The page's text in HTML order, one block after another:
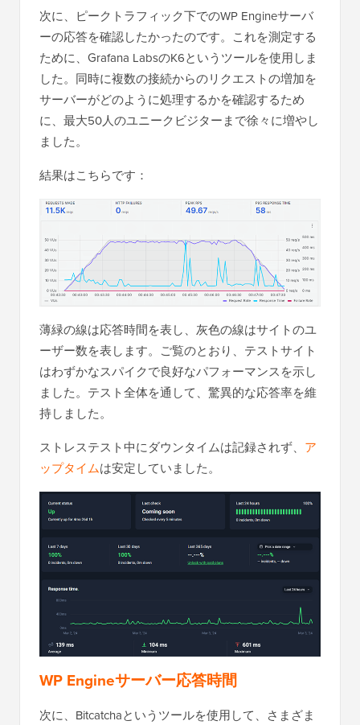
次に、ピークトラフィック下でのWP Engineサーバ
ーの応答を確認したかったのです。これを測定する
ために、Grafana LabsのK6というツールを使用しま
した。同時に複数の接続からのリクエストの増加を
サーバーがどのように処理するかを確認するため
に、最大50人のユニークビジターまで徐々に増やし
ました。
結果はこちらです：
薄緑の線は応答時間を表し、灰色の線はサイトのユ
ーザー数を表します。ご覧のとおり、テストサイト
はわずかなスパイクで良好なパフォーマンスを示し
ました。テスト全体を通して、驚異的な応答率を維
持しました。
ストレステスト中にダウンタイムは記録されず、 ア
ップタイムは安定していました。
WP Engineサーバー応答時間
次に、Bitcatchaというツールを使用して、さまざま